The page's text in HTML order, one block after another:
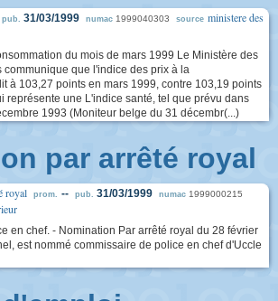
pub. 31/03/1999 numac 1999040303 source ministere des
du mois de mars 1999 Le Ministère des
communique que l'indice des prix à la
à 103,27 points en mars 1999, contre 103,19 points
représente une L'indice santé, tel que prévu dans
1993 (Moniteur belge du 31 décembr(...)
par arrêté royal
royal prom. -- pub. 31/03/1999 numac 1999000215
en chef. - Nomination Par arrêté royal du 28 février
est nommé commissaire de police en chef d'Uccle